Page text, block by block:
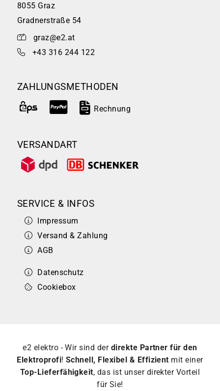
8055 Graz
Gradnerstraße 54
graz@e2.at
+43 316 244 122
ZAHLUNGSMETHODEN
Rechnung
VERSANDART
SERVICE & INFOS
Impressum
Versand & Zahlung
AGB
Datenschutz
Cookiebox
e2 elektro - Wir sind der direkte Partner für den
Elektroprofi! Schnell, Flexibel & Effizient mit einer
Top-Lieferfähigkeit, das ist unser direkter Vorteil
für Sie!